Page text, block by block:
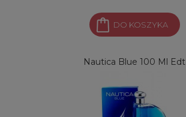
DO KOSZYKA
Nautica Blue 100 Ml Edt